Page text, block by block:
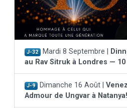
J-32 Mardi 8 Septembre |
au Rav Sitruk à Londres —
J-9 Dimanche 16 Août |
Admour de Ungvar à Natanya!